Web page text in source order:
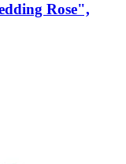
Rose",